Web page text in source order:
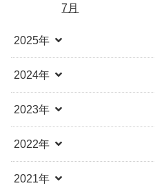
7月
2025年
2024年
2023年
2022年
2021年